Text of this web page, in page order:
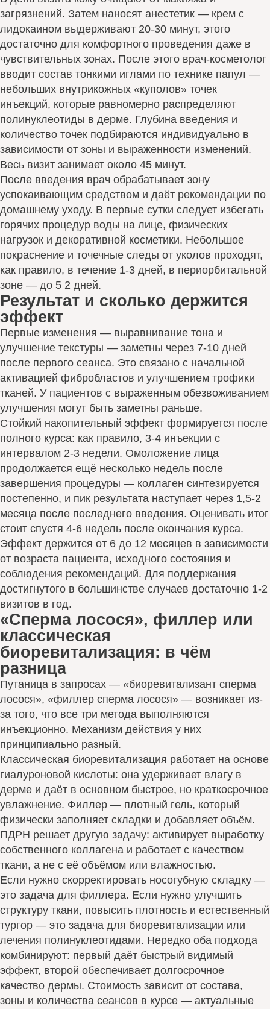
загрязнений. Затем наносят анестетик — крем с
лидокаином выдерживают 20-30 минут, этого
достаточно для комфортного проведения даже в
чувствительных зонах. После этого врач-косметолог
вводит состав тонкими иглами по технике папул —
небольших внутрикожных «куполов» точек
инъекций, которые равномерно распределяют
полинуклеотиды в дерме. Глубина введения и
количество точек подбираются индивидуально в
зависимости от зоны и выраженности изменений.
Весь визит занимает около 45 минут.
После введения врач обрабатывает зону
успокаивающим средством и даёт рекомендации по
домашнему уходу. В первые сутки следует избегать
горячих процедур воды на лице, физических
нагрузок и декоративной косметики. Небольшое
покраснение и точечные следы от уколов проходят,
как правило, в течение 1-3 дней, в периорбитальной
зоне — до 5 2 дней.
Результат и сколько держится
эффект
Первые изменения — выравнивание тона и
улучшение текстуры — заметны через 7-10 дней
после первого сеанса. Это связано с начальной
активацией фибробластов и улучшением трофики
тканей. У пациентов с выраженным обезвоживанием
улучшения могут быть заметны раньше.
Стойкий накопительный эффект формируется после
полного курса: как правило, 3-4 инъекции с
интервалом 2-3 недели. Омоложение лица
продолжается ещё несколько недель после
завершения процедуры — коллаген синтезируется
постепенно, и пик результата наступает через 1,5-2
месяца после последнего введения. Оценивать итог
стоит спустя 4-6 недель после окончания курса.
Эффект держится от 6 до 12 месяцев в зависимости
от возраста пациента, исходного состояния и
соблюдения рекомендаций. Для поддержания
достигнутого в большинстве случаев достаточно 1-2
визитов в год.
«Сперма лосося», филлер или
классическая
биоревитализация: в чём
разница
Путаница в запросах — «биоревитализант сперма
лосося», «филлер сперма лосося» — возникает из-
за того, что все три метода выполняются
инъекционно. Механизм действия у них
принципиально разный.
Классическая биоревитализация работает на основе
гиалуроновой кислоты: она удерживает влагу в
дерме и даёт в основном быстрое, но краткосрочное
увлажнение. Филлер — плотный гель, который
физически заполняет складки и добавляет объём.
ПДРН решает другую задачу: активирует выработку
собственного коллагена и работает с качеством
ткани, а не с её объёмом или влажностью.
Если нужно скорректировать носогубную складку —
это задача для филлера. Если нужно улучшить
структуру ткани, повысить плотность и естественный
тургор — это задача для биоревитализации или
лечения полинуклеотидами. Нередко оба подхода
комбинируют: первый даёт быстрый видимый
эффект, второй обеспечивает долгосрочное
качество дермы. Стоимость зависит от состава,
зоны и количества сеансов в курсе — актуальные